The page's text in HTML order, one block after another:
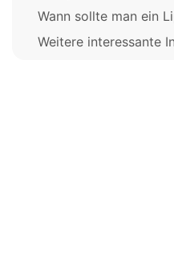
Wann sollte man ein
Weitere interessante